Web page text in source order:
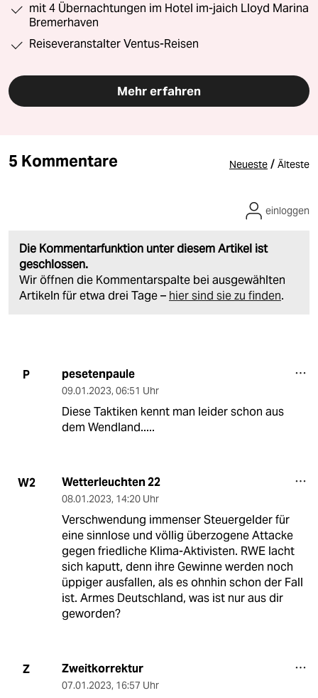
mit 4 Übernachtungen im Hotel im-jaich Lloyd Marina
Bremerhaven
Reiseveranstalter Ventus-Reisen
Mehr erfahren
5 Kommentare Neueste / Älteste
Die Kommentarfunktion unter diesem Artikel ist
geschlossen.
Wir öffnen die Kommentarspalte bei ausgewählten
Artikeln für etwa drei Tage – hier sind sie zu finden.
einloggen
P pesetenpaule
09.01.2023, 06:51 Uhr
Diese Taktiken kennt man leider schon aus
dem Wendland.....
W2 Wetterleuchten 22
08.01.2023, 14:20 Uhr
Verschwendung immenser Steuergelder für
eine sinnlose und völlig überzogene Attacke
gegen friedliche Klima-Aktivisten. RWE lacht
sich kaputt, denn ihre Gewinne werden noch
üppiger ausfallen, als es ohnhin schon der Fall
ist. Armes Deutschland, was ist nur aus dir
geworden?
Z Zweitkorrektur
07.01.2023, 16:57 Uhr